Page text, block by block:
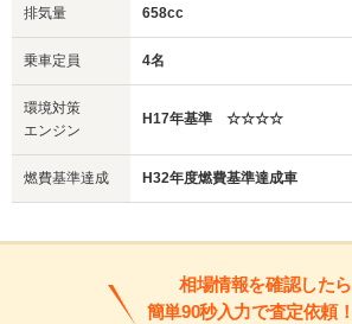
排気量 658cc
乗車定員 4名
環境対策
エンジン
H17年基準 ☆☆☆☆
燃費基準達成 H32年度燃費基準達成車
相場情報を確認したら
簡単90秒入力で査定依頼！